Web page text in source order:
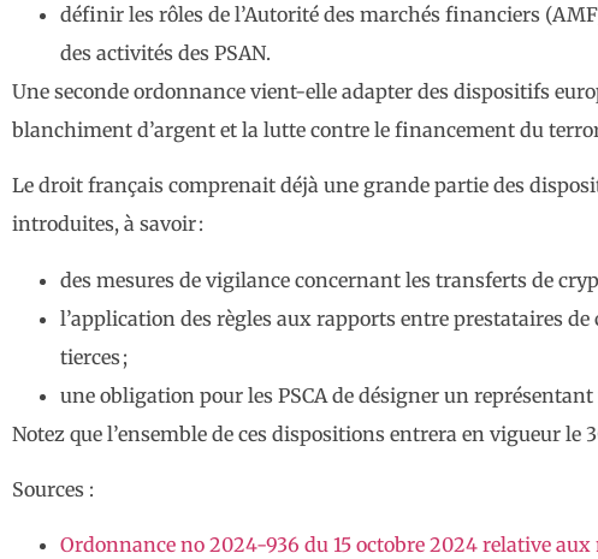
définir les rôles de l’Autorité des marchés financiers
des activités des PSAN.
Une seconde ordonnance vient-elle adapter des dispositifs
blanchiment d’argent et la lutte contre le financement du
Le droit français comprenait déjà une grande partie des
introduites, à savoir :
des mesures de vigilance concernant les transferts de
l’application des règles aux rapports entre prestataires
tierces ;
une obligation pour les PSCA de désigner un
Notez que l’ensemble de ces dispositions entrera en vigueur le
Sources :
Ordonnance no 2024-936 du 15 octobre 2024 relative